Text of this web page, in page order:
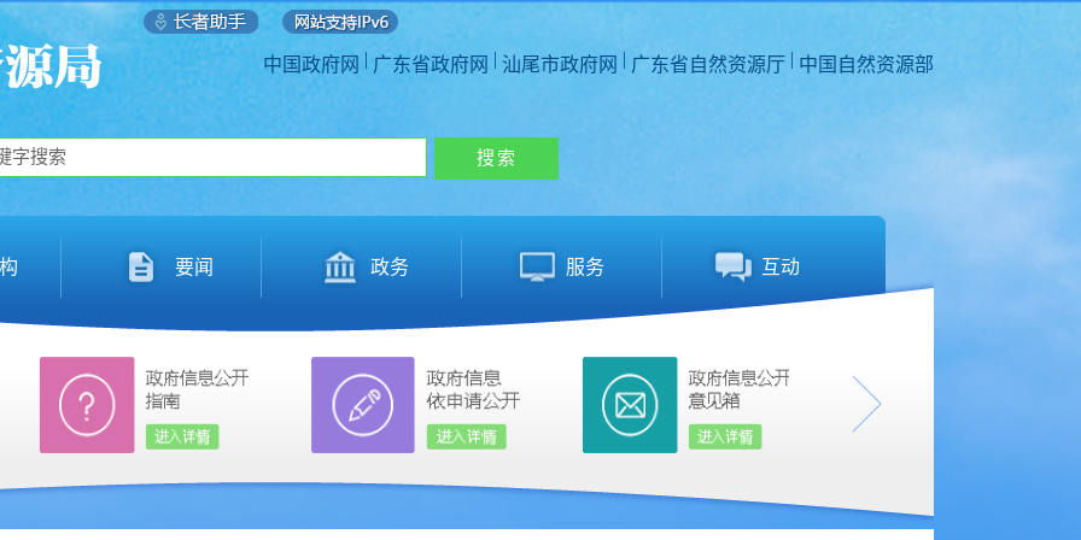
中国政府网 | 广东省政府网 | 汕尾市政府网 | 广东省自然资源厅 | 中国自然资源部
要闻 政务 服务 互动